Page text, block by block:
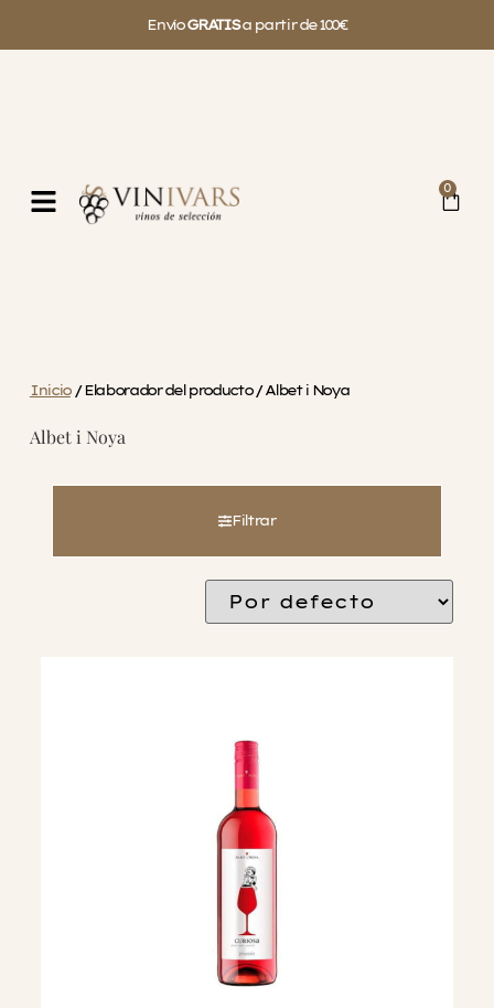
EnvíoGRATISa partir de 100€
0
Inicio/ Elaborador del producto / Albet i Noya
Albet i Noya
Filtrar